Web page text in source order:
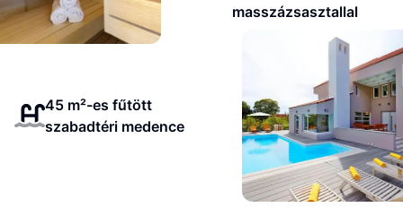
masszázsasztallal
45 m²-es fűtött
szabadtéri medence